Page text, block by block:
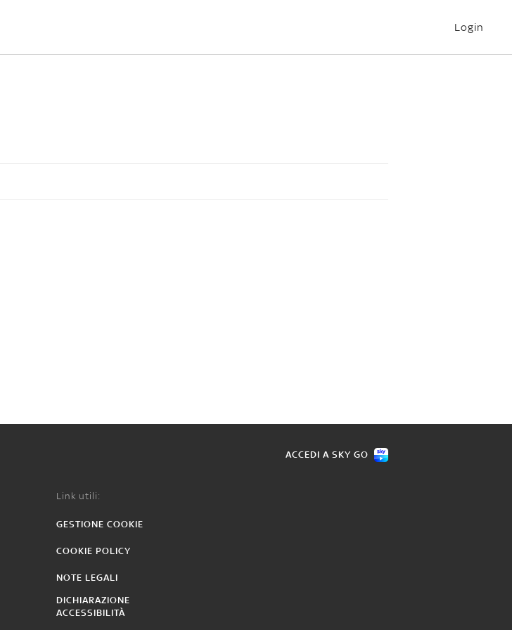
Login
ACCEDI A SKY GO
Link utili:
GESTIONE COOKIE
COOKIE POLICY
NOTE LEGALI
DICHIARAZIONE
ACCESSIBILITÀ